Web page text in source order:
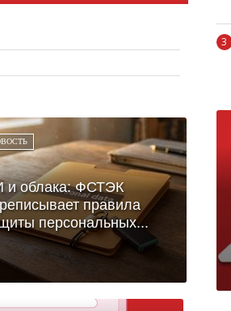
и облака: ФСТЭК
правила
персональных...